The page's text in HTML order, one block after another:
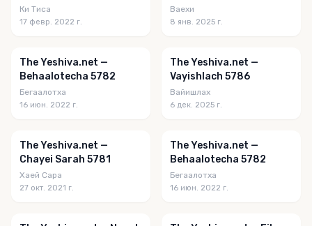
Ки Тиса
17 февр. 2022 г.
Ваехи
8 янв. 2025 г.
The Yeshiva.net —
Behaalotecha 5782
Бегаалотха
16 июн. 2022 г.
The Yeshiva.net —
Vayishlach 5786
Вайишлах
6 дек. 2025 г.
The Yeshiva.net —
Chayei Sarah 5781
Хаей Сара
27 окт. 2021 г.
The Yeshiva.net —
Behaalotecha 5782
Бегаалотха
16 июн. 2022 г.